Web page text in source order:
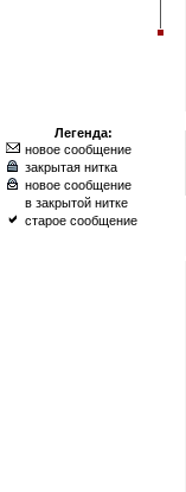
Легенда:
новое сообщение
закрытая нитка
новое сообщение
в закрытой нитке
старое сообщение